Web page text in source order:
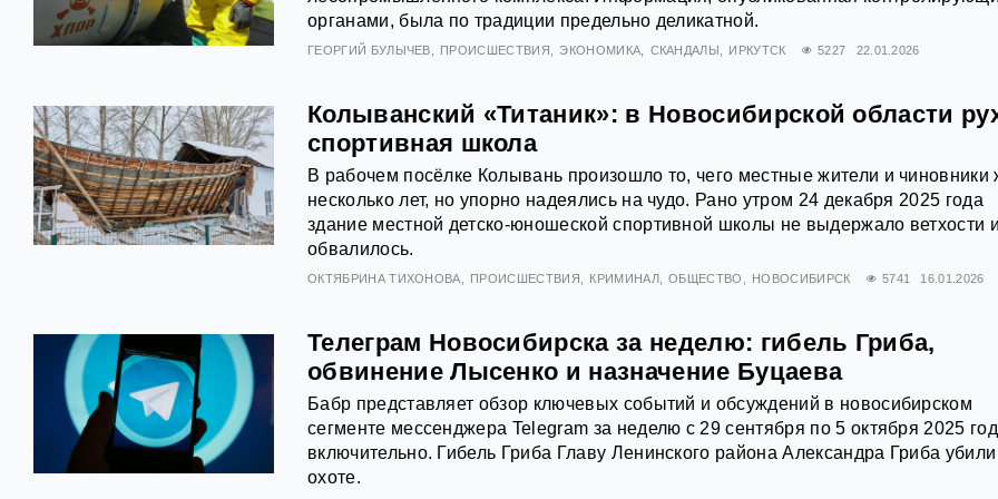
органами, была по традиции предельно деликатной.
ГЕОРГИЙ БУЛЫЧЕВ ПРОИСШЕСТВИЯ ЭКОНОМИКА СКАНДАЛЫ ИРКУТСК 5227 22.01.2026
Колыванский «Титаник»: в Новосибирской области
спортивная школа
В рабочем посёлке Колывань произошло то, чего местные жители и чиновники
несколько лет, но упорно надеялись на чудо. Рано утром 24 декабря 2025 года
здание местной детско-юношеской спортивной школы не выдержало ветхости и
обвалилось.
ОКТЯБРИНА ТИХОНОВА ПРОИСШЕСТВИЯ КРИМИНАЛ ОБЩЕСТВО НОВОСИБИРСК 5741 16.01.2026
Телеграм Новосибирска за неделю: гибель Гриба,
обвинение Лысенко и назначение Буцаева
Бабр представляет обзор ключевых событий и обсуждений в новосибирском
сегменте мессенджера Telegram за неделю с 29 сентября по 5 октября 2025
включительно. Гибель Гриба Главу Ленинского района Александра Гриба
охоте.